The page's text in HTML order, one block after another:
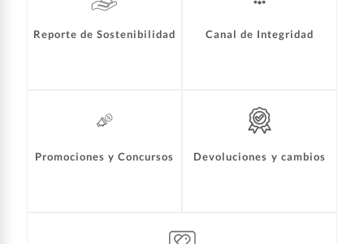
Reporte de Sostenibilidad Canal de Integridad
Promociones y Concursos Devoluciones y cambios